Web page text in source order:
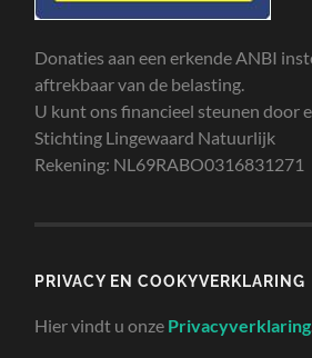
Donaties aan een erkende ANBI
aftrekbaar van de belasting.
U kunt ons financieel steunen door
Stichting Lingewaard Natuurlijk
Rekening: NL69RABO0316831271
PRIVACY EN COOKYVERKLARING
Hier vindt u onze Privacyverklaring